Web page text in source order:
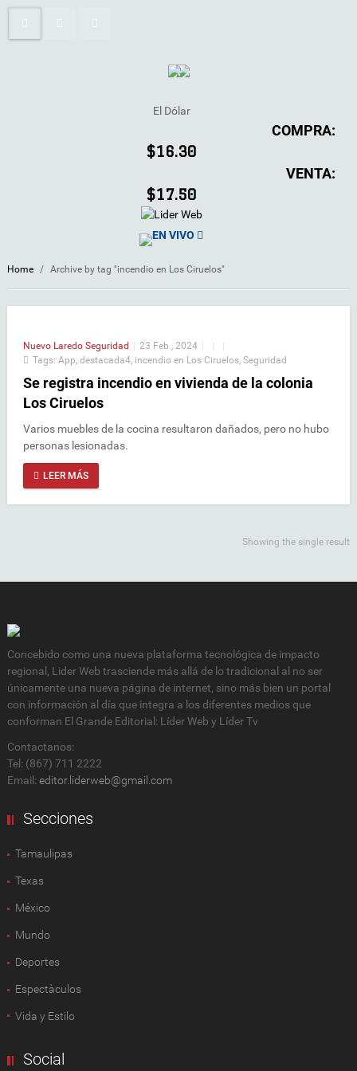
El Dólar
COMPRA:
$16.30
VENTA:
$17.50
EN VIVO
Home / Archive by tag "incendio en Los Ciruelos"
Nuevo Laredo Seguridad | 23 Feb , 2024 | |
|
Tags: App destacada4 incendio en Los Ciruelos Seguridad
Se registra incendio en vivienda de la colonia
Los Ciruelos
Varios muebles de la cocina resultaron dañados, pero no hubo
personas lesionadas.
LEER MÁS
Showing the single result
Concebido como una nueva plataforma tecnológica de impacto
regional, Lider Web trasciende más allá de lo tradicional al no ser
únicamente una nueva página de internet, sino más bien un portal
con información al día que integra a los diferentes medios que
conforman El Grande Editorial: Líder Web y Líder Tv
Contactanos:
Tel: (867) 711 2222
Email: editor.liderweb@gmail.com
Secciones
Tamaulipas
Texas
México
Mundo
Deportes
Espectàculos
Vida y Estilo
Social